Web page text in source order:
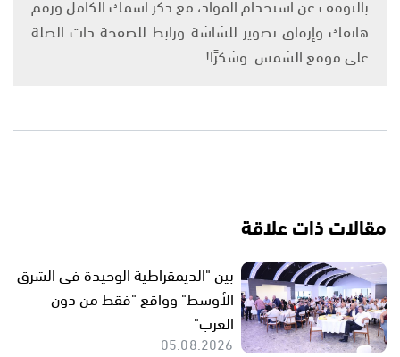
هاتفك وإرفاق تصوير للشاشة ورابط للصفحة ذات الصلة
على موقع الشمس. وشكرًا!
مقالات ذات علاقة
بين "الديمقراطية الوحيدة في الشرق
الأوسط" وواقع "فقط من دون
العرب"
05.08.2026